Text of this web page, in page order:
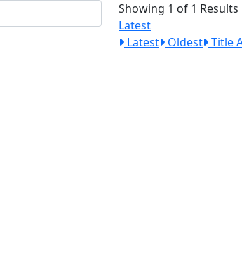
Showing 1 of 1 Results
Latest
Latest Oldest Title